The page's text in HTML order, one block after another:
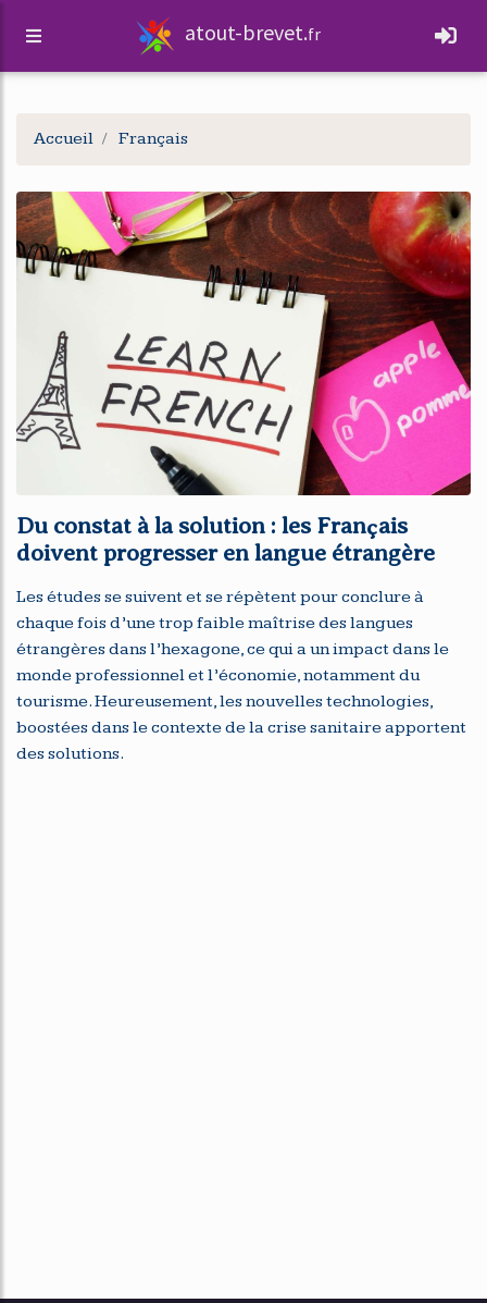
atout-brevet.fr
Accueil Français
Du constat à la solution : les Français
doivent progresser en langue étrangère
Les études se suivent et se répètent pour conclure à
chaque fois d’une trop faible maîtrise des langues
étrangères dans l’hexagone, ce qui a un impact dans le
monde professionnel et l’économie, notamment du
tourisme. Heureusement, les nouvelles technologies,
boostées dans le contexte de la crise sanitaire apportent
des solutions.